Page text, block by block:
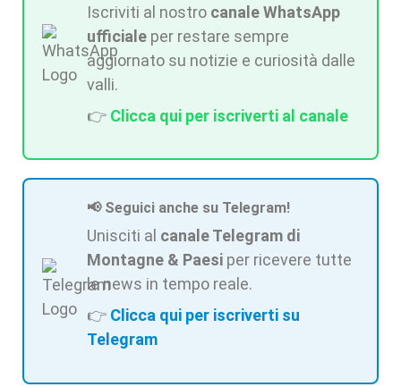
Iscriviti al nostro canale WhatsApp
ufficiale per restare sempre
aggiornato su notizie e curiosità dalle
valli.
👉 Clicca qui per iscriverti al canale
📢 Seguici anche su Telegram!
Unisciti al canale Telegram di
Montagne & Paesi per ricevere tutte
le news in tempo reale.
👉 Clicca qui per iscriverti su
Telegram